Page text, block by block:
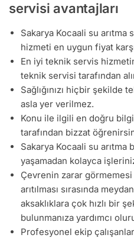
servisi avantajları
Sakarya Kocaali su
hizmeti en uygun fiyat
En iyi teknik servis
teknik servisi tarafından
Sağlığınızı hiçbir şekilde
asla yer verilmez.
Konu ile ilgili en doğru
tarafından bizzat
Sakarya Kocaali su arıtma
yaşamadan kolayca
Çevrenin zarar
arıtılması sırasında
aksaklıklara çok hızlı bir
bulunmanıza yardımcı
Profesyonel ekip